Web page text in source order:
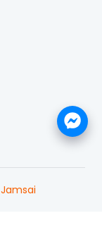
Jamsai